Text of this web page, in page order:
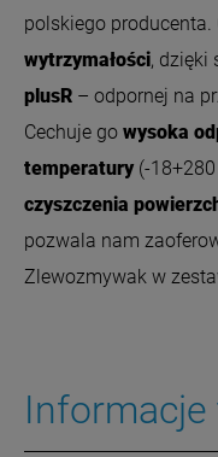
polskiego producenta.
wytrzymałości, dzięki
plusR – odpornej na
Cechuje go wysoka
temperatury (-
czyszczenia
pozwala nam
Zlewozmywak w